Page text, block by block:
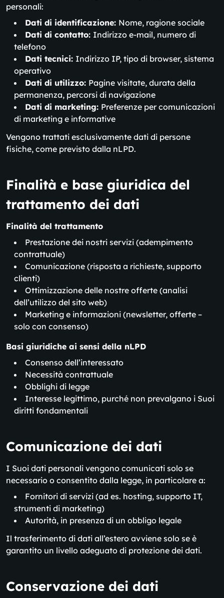
personali:
Dati di identificazione: Nome, ragione sociale
Dati di contatto: Indirizzo e-mail, numero di
telefono
Dati tecnici: Indirizzo IP, tipo di browser, sistema
operativo
Dati di utilizzo: Pagine visitate, durata della
permanenza, percorsi di navigazione
Dati di marketing: Preferenze per comunicazioni
di marketing e informative
Vengono trattati esclusivamente dati di persone
fisiche, come previsto dalla nLPD.
Finalità e base giuridica del
trattamento dei dati
Finalità del trattamento
Prestazione dei nostri servizi (adempimento
contrattuale)
Comunicazione (risposta a richieste, supporto
clienti)
Ottimizzazione delle nostre offerte (analisi
dell’utilizzo del sito web)
Marketing e informazioni (newsletter, offerte –
solo con consenso)
Basi giuridiche ai sensi della nLPD
Consenso dell’interessato
Necessità contrattuale
Obblighi di legge
Interesse legittimo, purché non prevalgano i Suoi
diritti fondamentali
Comunicazione dei dati
I Suoi dati personali vengono comunicati solo se
necessario o consentito dalla legge, in particolare a:
Fornitori di servizi (ad es. hosting, supporto IT,
strumenti di marketing)
Autorità, in presenza di un obbligo legale
Il trasferimento di dati all’estero avviene solo se è
garantito un livello adeguato di protezione dei dati.
Conservazione dei dati